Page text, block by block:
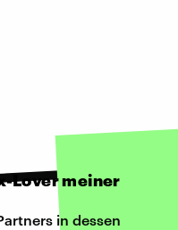
Lover meiner
in dessen